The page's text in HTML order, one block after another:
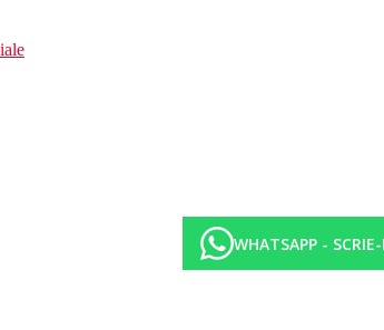
afisate sunt pe camera/noapte.
WHATSAPP -